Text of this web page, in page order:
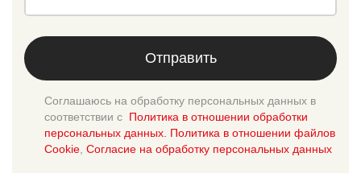
Отправить
Соглашаюсь на обработку персональных данных в
соответствии с Политика в отношении обработки
персональных данных. Политика в отношении файлов
Cookie Согласие на обработку персональных данных